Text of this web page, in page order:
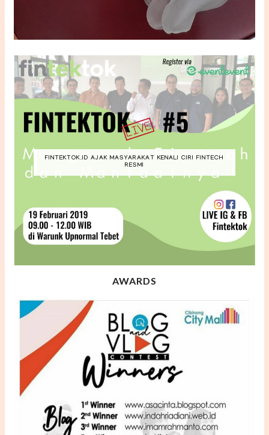
FINTEKTOK.ID AJAK MASYARAKAT KENALI CIRI FINTECH
RESMI
AWARDS